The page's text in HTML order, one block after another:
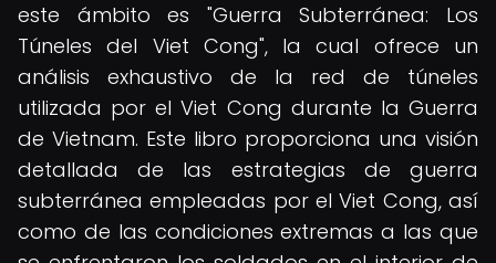
este ámbito es "Guerra Subterránea: Los
Túneles del Viet Cong", la cual ofrece un
análisis exhaustivo de la red de túneles
utilizada por el Viet Cong durante la Guerra
de Vietnam. Este libro proporciona una visión
detallada de las estrategias de guerra
subterránea empleadas por el Viet Cong, así
como de las condiciones extremas a las que